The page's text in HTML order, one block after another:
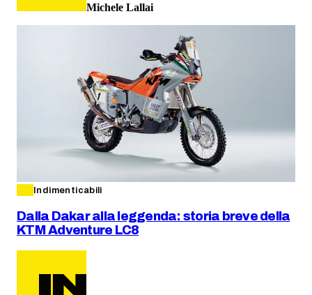
Michele Lallai
Indimenticabili
Dalla Dakar alla leggenda: storia breve della
KTM Adventure LC8